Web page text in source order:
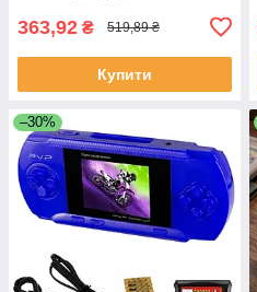
363,92 ₴ 519,89 ₴
Купити
–30%